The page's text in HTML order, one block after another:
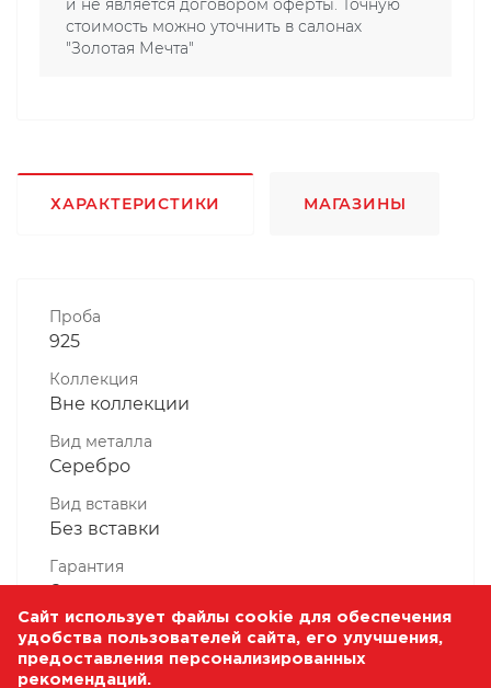
и не является договором оферты. Точную
стоимость можно уточнить в салонах
"Золотая Мечта"
ХАРАКТЕРИСТИКИ МАГАЗИНЫ
Проба
925
Коллекция
Вне коллекции
Вид металла
Серебро
Вид вставки
Без вставки
Гарантия
6 месяцев
Комплектность, шт
1 Штука
Сайт использует файлы cookie для обеспечения
удобства пользователей сайта, его улучшения,
предоставления персонализированных
рекомендаций.